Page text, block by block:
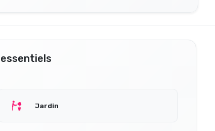
Jardin